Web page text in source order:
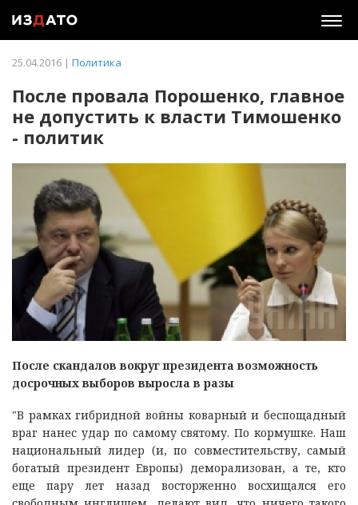
25.04.2016 | Политика
После провала Порошенко, главное
не допустить к власти Тимошенко
- политик
После скандалов вокруг президента возможность
досрочных выборов выросла в разы
"В рамках гибридной войны коварный и беспощадный
враг нанес удар по самому святому. По кормушке. Наш
национальный лидер (и, по совместительству, самый
богатый президент Европы) деморализован, а те, кто
еще пару лет назад восторженно восхищался его